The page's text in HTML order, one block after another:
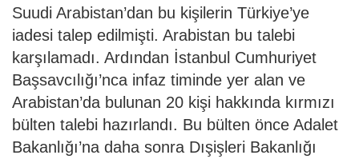
Suudi Arabistan’dan bu kişilerin Türkiye’ye
iadesi talep edilmişti. Arabistan bu talebi
karşılamadı. Ardından İstanbul Cumhuriyet
Başsavcılığı’nca infaz timinde yer alan ve
Arabistan’da bulunan 20 kişi hakkında kırmızı
bülten talebi hazırlandı. Bu bülten önce Adalet
Bakanlığı’na daha sonra Dışişleri Bakanlığı